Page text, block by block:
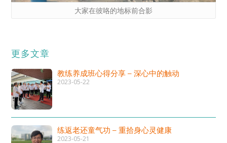
大家在彼咯的地标前合影
更多文章
教练养成班心得分享 – 深心中的触动
2023-05-22
练返老还童气功 – 重拾身心灵健康
2023-05-21